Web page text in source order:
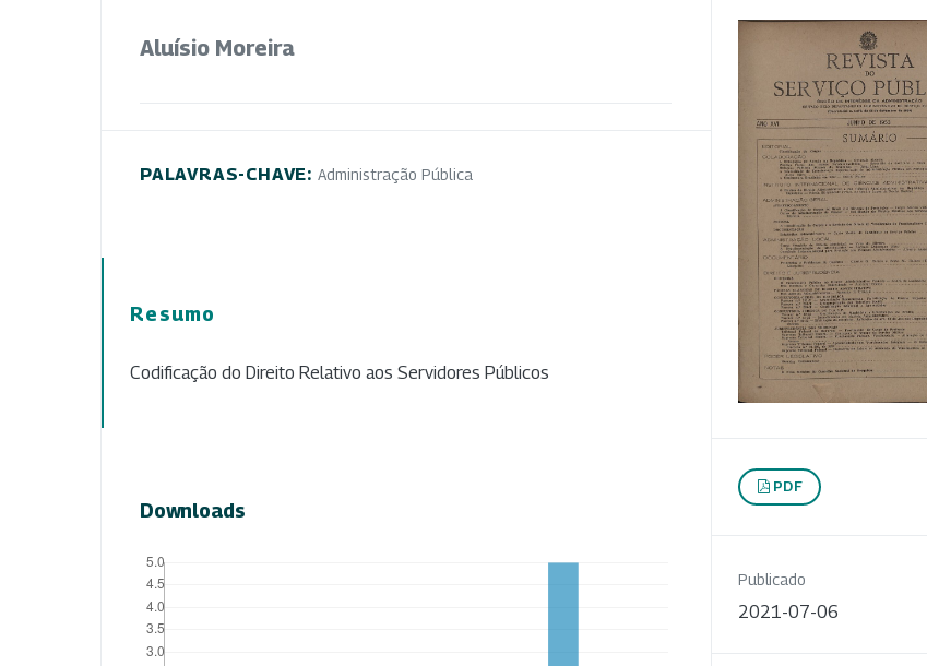
Aluísio Moreira
PALAVRAS-CHAVE: Administração Pública
Resumo
Codificação do Direito Relativo aos Servidores Públicos
Downloads
PDF
Publicado
2021-07-06